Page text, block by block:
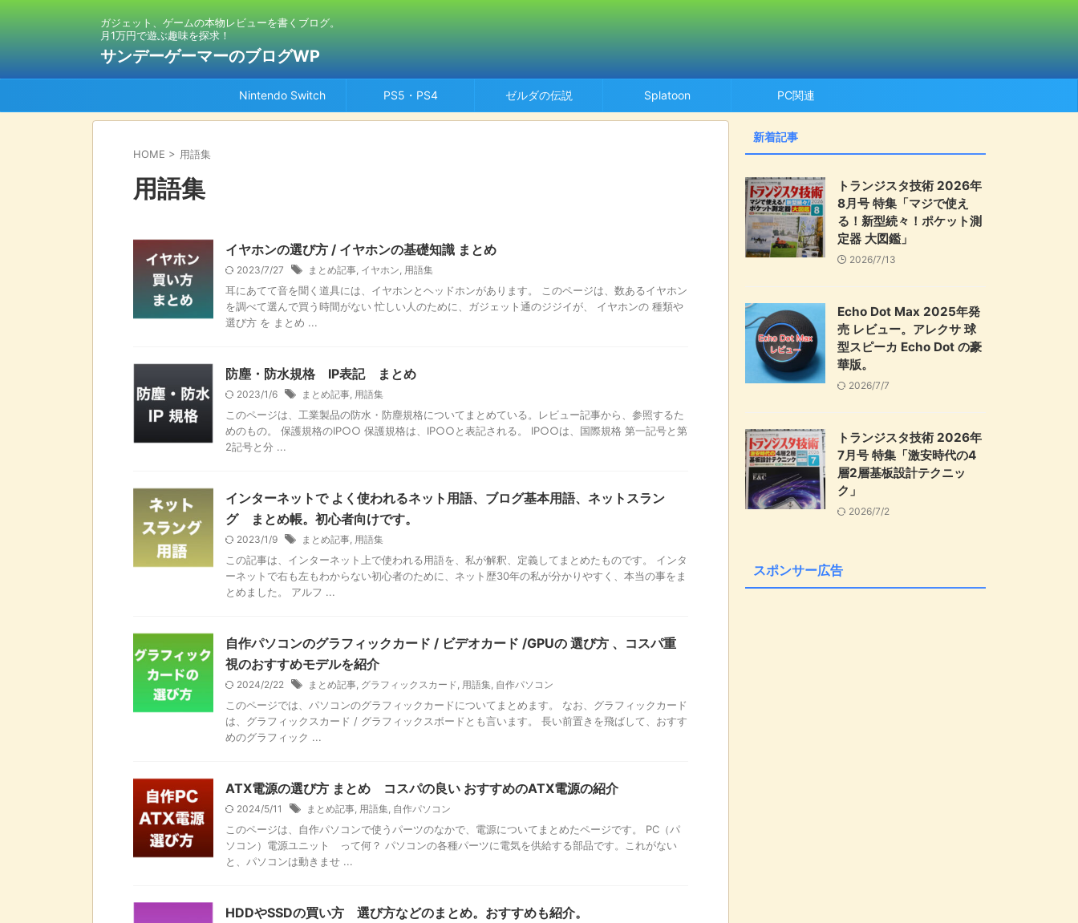
ガジェット、ゲームの本物レビューを書くブログ。
月1万円で遊ぶ趣味を探求！
サンデーゲーマーのブログWP
Nintendo Switch PS5・PS4 ゼルダの伝説 Splatoon PC関連
HOME > 用語集
用語集
イヤホンの選び方 / イヤホンの基礎知識 まとめ
2023/7/27 まとめ記事, イヤホン, 用語集
耳にあてて音を聞く道具には、イヤホンとヘッドホンがあります。 このページは、数あるイヤホン
を調べて選んで買う時間がない 忙しい人のために、ガジェット通のジジイが、 イヤホンの 種類や
選び方 を まとめ ...
防塵・防水規格 IP表記 まとめ
2023/1/6 まとめ記事, 用語集
このページは、工業製品の防水・防塵規格についてまとめている。レビュー記事から、参照するた
めのもの。 保護規格のIP○○ 保護規格は、IP○○と表記される。 IP○○は、国際規格 第一記号と第
2記号と分 ...
インターネットで よく使われるネット用語、ブログ基本用語、ネットスラン
グ まとめ帳。初心者向けです。
2023/1/9 まとめ記事, 用語集
この記事は、インターネット上で使われる用語を、私が解釈、定義してまとめたものです。 インタ
ーネットで右も左もわからない初心者のために、ネット歴30年の私が分かりやすく、本当の事をま
とめました。 アルフ ...
自作パソコンのグラフィックカード / ビデオカード /GPUの 選び方 、コスパ重
視のおすすめモデルを紹介
2024/2/22 まとめ記事, グラフィックスカード, 用語集, 自作パソコン
このページでは、パソコンのグラフィックカードについてまとめます。 なお、グラフィックカード
は、グラフィックスカード / グラフィックスボードとも言います。 長い前置きを飛ばして、おすす
めのグラフィック ...
ATX電源の選び方 まとめ コスパの良い おすすめのATX電源の紹介
2024/5/11 まとめ記事, 用語集, 自作パソコン
このページは、自作パソコンで使うパーツのなかで、電源についてまとめたページです。 PC（パ
ソコン）電源ユニット って何？ パソコンの各種パーツに電気を供給する部品です。これがない
と、パソコンは動きませ ...
HDDやSSDの買い方 選び方などのまとめ。おすすめも紹介。
新着記事
トランジスタ技術 2026年
8月号 特集「マジで使え
る！新型続々！ポケット測
定器 大図鑑」
2026/7/13
Echo Dot Max 2025年発
売 レビュー。アレクサ 球
型スピーカ Echo Dot の豪
華版。
2026/7/7
トランジスタ技術 2026年
7月号 特集「激安時代の4
層2層基板設計テクニッ
ク」
2026/7/2
スポンサー広告